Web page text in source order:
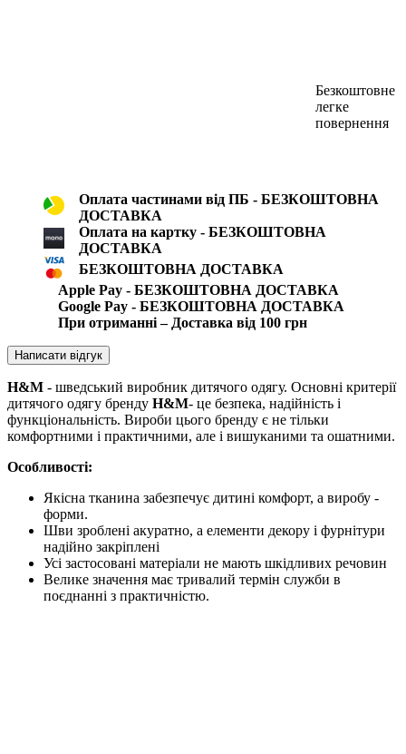
Безкоштовне
легке
повернення
Оплата частинами від ПБ - БЕЗКОШТОВНА
ДОСТАВКА
Оплата на картку - БЕЗКОШТОВНА
ДОСТАВКА
БЕЗКОШТОВНА ДОСТАВКА
Apple Pay - БЕЗКОШТОВНА ДОСТАВКА
Google Pay - БЕЗКОШТОВНА ДОСТАВКА
При отриманні – Доставка від 100 грн
Написати відгук
H&M - шведський виробник дитячого одягу. Основні критерії
дитячого одягу бренду H&M- це безпека, надійність і
функціональність. Вироби цього бренду є не тільки
комфортними і практичними, але і вишуканими та ошатними.
Особливості:
Якісна тканина забезпечує дитині комфорт, а виробу -
форми.
Шви зроблені акуратно, а елементи декору і фурнітури
надійно закріплені
Усі застосовані матеріали не мають шкідливих речовин
Велике значення має тривалий термін служби в
поєднанні з практичністю.